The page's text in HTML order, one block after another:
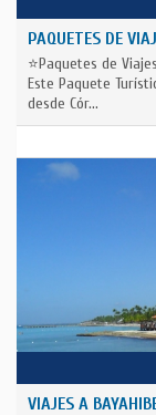
PAQUETES DE
⭐Paquetes de
Este Paquete
desde Cór...
VIAJES A